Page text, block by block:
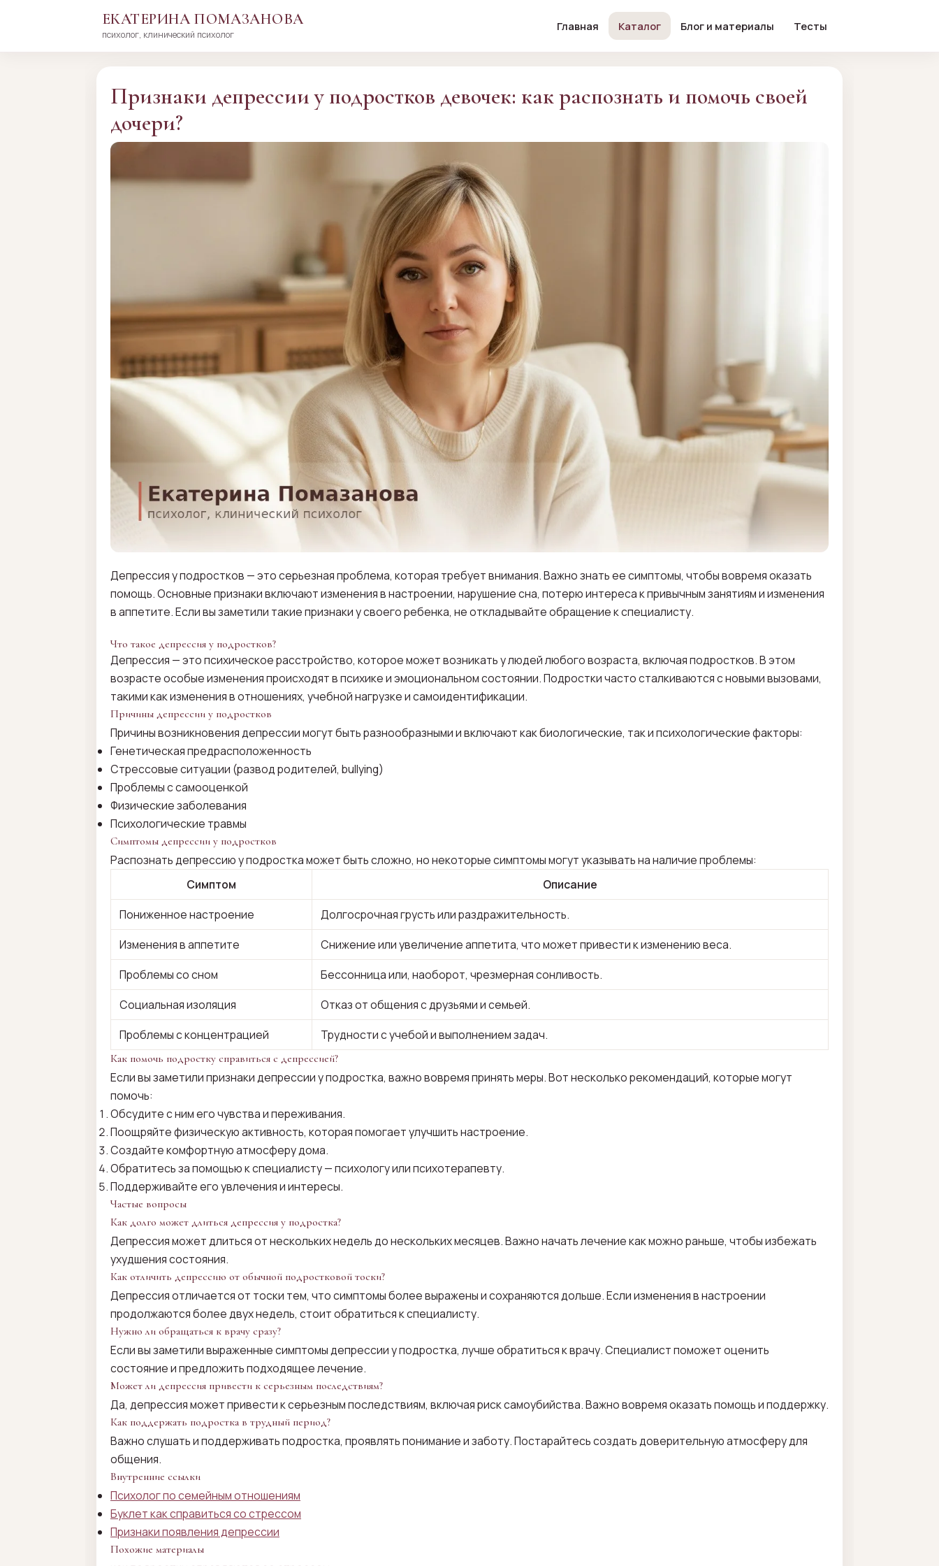
ЕКАТЕРИНА ПОМАЗАНОВА
психолог, клинический психолог
Главная Каталог Блог и материалы Тесты
Признаки депрессии у подростков девочек: как распознать и помочь своей
дочери?
Депрессия у подростков — это серьезная проблема, которая требует внимания. Важно знать ее симптомы, чтобы вовремя оказать
помощь. Основные признаки включают изменения в настроении, нарушение сна, потерю интереса к привычным занятиям и изменения
в аппетите. Если вы заметили такие признаки у своего ребенка, не откладывайте обращение к специалисту.
Что такое депрессия у подростков?
Депрессия — это психическое расстройство, которое может возникать у людей любого возраста, включая подростков. В этом
возрасте особые изменения происходят в психике и эмоциональном состоянии. Подростки часто сталкиваются с новыми вызовами,
такими как изменения в отношениях, учебной нагрузке и самоидентификации.
Причины депрессии у подростков
Причины возникновения депрессии могут быть разнообразными и включают как биологические, так и психологические факторы:
Генетическая предрасположенность
Стрессовые ситуации (развод родителей, bullying)
Проблемы с самооценкой
Физические заболевания
Психологические травмы
Симптомы депрессии у подростков
Распознать депрессию у подростка может быть сложно, но некоторые симптомы могут указывать на наличие проблемы:
Симптом
Описание
Пониженное настроение
Долгосрочная грусть или раздражительность.
Изменения в аппетите
Снижение или увеличение аппетита, что может привести к изменению веса.
Проблемы со сном
Бессонница или, наоборот, чрезмерная сонливость.
Социальная изоляция
Отказ от общения с друзьями и семьей.
Проблемы с концентрацией
Трудности с учебой и выполнением задач.
Как помочь подростку справиться с депрессией?
Если вы заметили признаки депрессии у подростка, важно вовремя принять меры. Вот несколько рекомендаций, которые могут
помочь:
Обсудите с ним его чувства и переживания.
Поощряйте физическую активность, которая помогает улучшить настроение.
Создайте комфортную атмосферу дома.
Обратитесь за помощью к специалисту — психологу или психотерапевту.
Поддерживайте его увлечения и интересы.
Частые вопросы
Как долго может длиться депрессия у подростка?
Депрессия может длиться от нескольких недель до нескольких месяцев. Важно начать лечение как можно раньше, чтобы избежать
ухудшения состояния.
Как отличить депрессию от обычной подростковой тоски?
Депрессия отличается от тоски тем, что симптомы более выражены и сохраняются дольше. Если изменения в настроении
продолжаются более двух недель, стоит обратиться к специалисту.
Нужно ли обращаться к врачу сразу?
Если вы заметили выраженные симптомы депрессии у подростка, лучше обратиться к врачу. Специалист поможет оценить
состояние и предложить подходящее лечение.
Может ли депрессия привести к серьезным последствиям?
Да, депрессия может привести к серьезным последствиям, включая риск самоубийства. Важно вовремя оказать помощь и поддержку.
Как поддержать подростка в трудный период?
Важно слушать и поддерживать подростка, проявлять понимание и заботу. Постарайтесь создать доверительную атмосферу для
общения.
Внутренние ссылки
Психолог по семейным отношениям
Буклет как справиться со стрессом
Признаки появления депрессии
Похожие материалы